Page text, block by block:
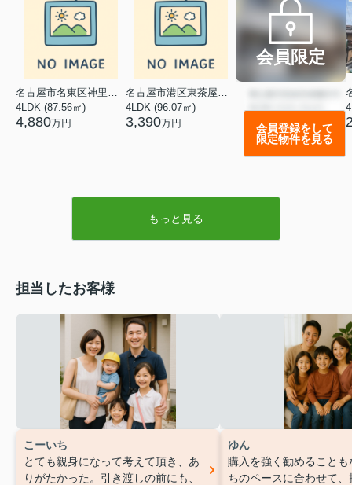
4LDK (87.56㎡)
4,880万円
4LDK (96.07㎡)
3,390万円
会員限定
会員登録をして
限定物件を見る
もっと見る
担当したお客様
こーいち
とても親身になって考えて頂き、あ
りがたかった。引き渡しの前にも、
ゆん
購入を強く勧めること
ちのペースに合わせて